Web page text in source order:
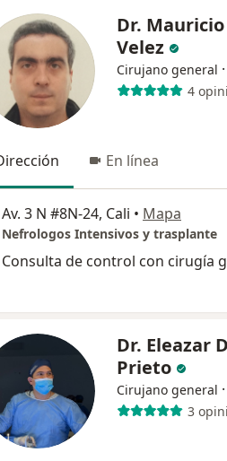
Dr.
Velez
Cirujano general ·
4
En línea
Av. 3 N #8N-24, Cali • Mapa
Nefrologos Intensivos y trasplante
Dr. Eleazar
Prieto
Cirujano general ·
3